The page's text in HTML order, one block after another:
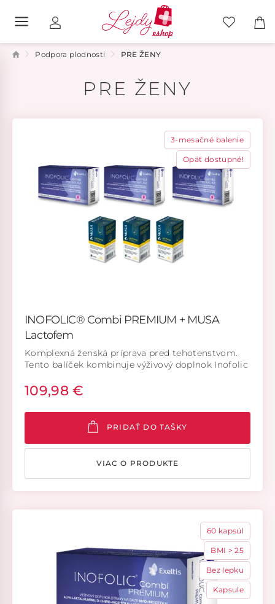
Podpora plodnosti PRE ŽENY
PRE ŽENY
3-mesačné balenie
Opäť dostupné!
INOFOLIC® Combi PREMIUM + MUSA
Lactofem
Komplexná ženská príprava pred tehotenstvom.
Tento balíček kombinuje výživový doplnok Inofolic
ideálne pre ženy, ktoré chcú doplniť dôležité živiny
a zároveň podporiť zdravú vaginálnu mikroflóru.
109,98 €
PRIDAŤ DO TAŠKY
VIAC O PRODUKTE
60 kapsúl
BMI > 25
Bez lepku
Kapsule